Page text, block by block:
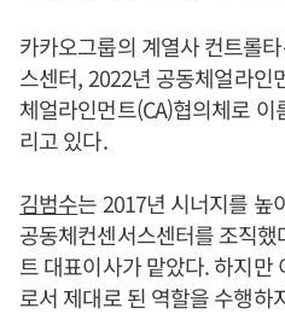
카카오그룹의 계열사 컨트롤
스센터, 2022년 공동체얼라인
체얼라인먼트(CA)협의체로
리고 있다.
김범수는 2017년 시너지를 높
공동체컨센서스센터를 조직
트 대표이사가 맡았다. 하지만
로서 제대로 된 역할을 수행하